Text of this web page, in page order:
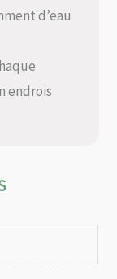
d’eau
endrois